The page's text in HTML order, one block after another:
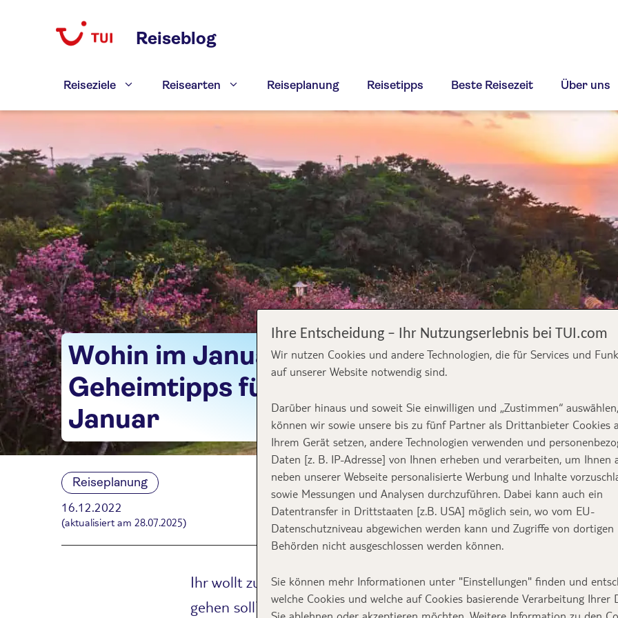
Reiseblog
Reiseziele Reisearten Reiseplanung Reisetipps Beste Reisezeit Über uns
Wohin im Januar? Unsere
Geheimtipps für euren Urlaub im
Januar
Reiseplanung
16.12.2022
(aktualisiert am 28.07.2025)
Text: Miriam Pöschel
Ihr wollt zum Start des neuen Jahres verreisen, wisst aber noch
gehen soll? Mit diesen Geheimtipps für euren Urlaub im Januar
Ihre Entscheidung – Ihr Nutzungserlebnis bei TUI.com
Wir nutzen Cookies und andere Technologien, die für Services und
auf unserer Website notwendig sind.
Darüber hinaus und soweit Sie einwilligen und „Zustimmen“ auswählen,
können wir sowie unsere bis zu fünf Partner als Drittanbieter Cookies
Ihrem Gerät setzen, andere Technologien verwenden und
Daten [z. B. IP-Adresse] von Ihnen erheben und verarbeiten, um Ihnen
neben unserer Webseite personalisierte Werbung und Inhalte
sowie Messungen und Analysen durchzuführen. Dabei kann auch ein
Datentransfer in Drittstaaten [z.B. USA] möglich sein, wo vom EU-
Datenschutzniveau abgewichen werden kann und Zugriffe von dortigen
Behörden nicht ausgeschlossen werden können.
Sie können mehr Informationen unter "Einstellungen" finden und
welche Cookies und welche auf Cookies basierende Verarbeitung Ihrer